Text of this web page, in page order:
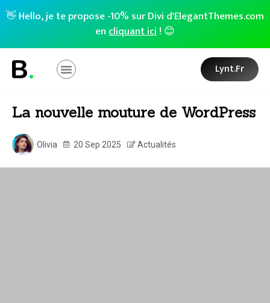
👋 Hello, je te propose -10% sur Divi d'ElegantThemes.com
encliquant ici! 😊
Lynt.fr
La nouvelle mouture de WordPress
Olivia 20 Sep 2025 Actualités